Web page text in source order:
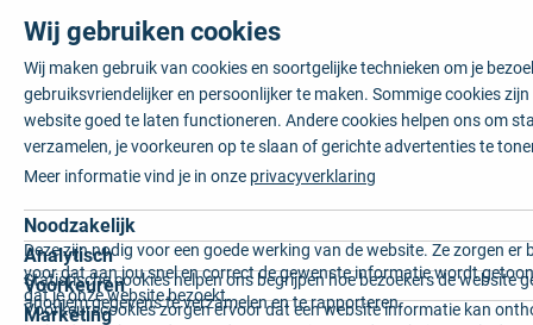
Wij gebruiken cookies
Wij maken gebruik van cookies en soortgelijke technieken om je
gebruiksvriendelijker en persoonlijker te maken. Sommige cookies
website goed te laten functioneren. Andere cookies helpen ons om
verzamelen, je voorkeuren op te slaan of gerichte advertenties te
Meer informatie vind je in onze privacyverklaring
Noodzakelijk
Deze zijn nodig voor een goede werking van de website. Ze zorgen er
voor dat aan jou snel en correct de gewenste informatie wordt
dat je onze website bezoekt.
Analytisch
Statistische cookies helpen ons begrijpen hoe bezoekers de website
anoniem gegevens te verzamelen en te rapporteren.
Voorkeuren
Voorkeurscookies zorgen ervoor dat een website informatie kan
Marketing